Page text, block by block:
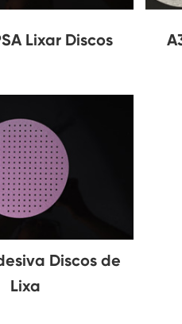
Lixar Discos
Discos de
Lixa